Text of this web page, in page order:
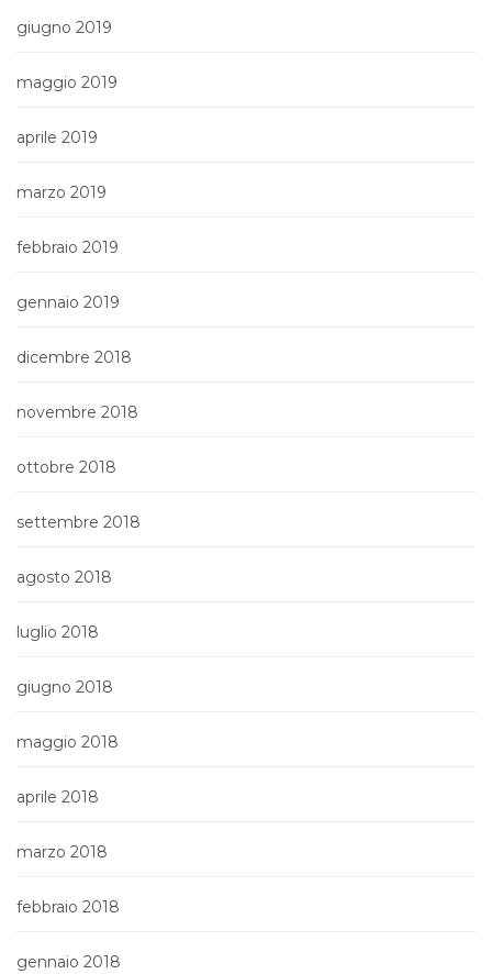
giugno 2019
maggio 2019
aprile 2019
marzo 2019
febbraio 2019
gennaio 2019
dicembre 2018
novembre 2018
ottobre 2018
settembre 2018
agosto 2018
luglio 2018
giugno 2018
maggio 2018
aprile 2018
marzo 2018
febbraio 2018
gennaio 2018